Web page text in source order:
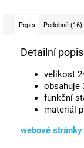
Popis Podobné (16)
Detailní
velikost
obsahuje
funkční
materiál
webové